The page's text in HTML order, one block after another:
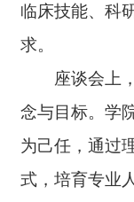
临床技能、科
求。
座谈会上，
念与目标。学
为己任，通过
式，培育专业